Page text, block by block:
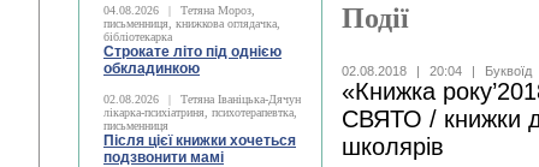
04.08.2026 |
Тетяна Мороз,
письменниця, книжкова оглядачка,
бібліотекарка
Строкате літо під однією
обкладинкою
02.08.2026 |
Тетяна Іваніцька-Дячун
лікарка-психіатриня, психотерапевтка,
письменниця
Після цієї книжки хочеться
подзвонити мамі
Події
02.08.2018 | 20:04 | Буквоїд
«Книжка
СВЯТО / книжки
школярів